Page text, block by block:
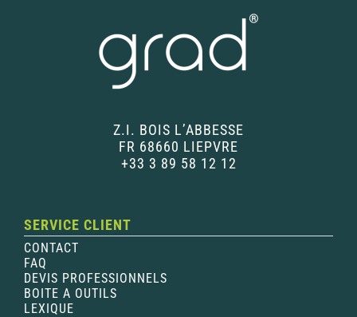
Z.I. BOIS L’ABBESSE
FR 68660 LIEPVRE
+33 3 89 58 12 12
SERVICE CLIENT
CONTACT
FAQ
DEVIS PROFESSIONNELS
BOITE A OUTILS
LEXIQUE